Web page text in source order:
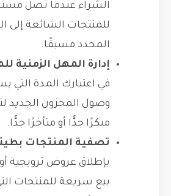
الشراء عندما تصل
للمنتجات الشائعة إلى
المحدد مسبقًا.
إدارة المهل الزمنية
في اعتبارك المدة التي
وصول المخزون الجديد
مبكرًا جدًّا أو متأخرًا جدًّا.
تصفية المنتجات
بإطلاق عروض ترويجية
بيع سريعة للمنتجات